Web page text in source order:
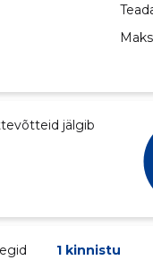
jälgib
1 kinnistu